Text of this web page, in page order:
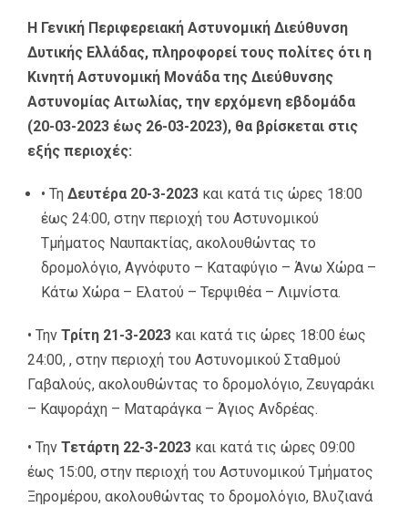
Η Γενική Περιφερειακή Αστυνομική Διεύθυνση
Δυτικής Ελλάδας, πληροφορεί τους πολίτες ότι η
Κινητή Αστυνομική Μονάδα της Διεύθυνσης
Αστυνομίας Αιτωλίας, την ερχόμενη εβδομάδα
(20-03-2023 έως 26-03-2023), θα βρίσκεται στις
εξής περιοχές:
• Τη Δευτέρα 20-3-2023 και κατά τις ώρες 18:00
έως 24:00, στην περιοχή του Αστυνομικού
Τμήματος Ναυπακτίας, ακολουθώντας το
δρομολόγιο, Αγνόφυτο – Καταφύγιο – Άνω Χώρα –
Κάτω Χώρα – Ελατού – Τερψιθέα – Λιμνίστα.
• Την Τρίτη 21-3-2023 και κατά τις ώρες 18:00 έως
24:00, , στην περιοχή του Αστυνομικού Σταθμού
Γαβαλούς, ακολουθώντας το δρομολόγιο, Ζευγαράκι
– Καψοράχη – Ματαράγκα – Άγιος Ανδρέας.
• Την Τετάρτη 22-3-2023 και κατά τις ώρες 09:00
έως 15:00, στην περιοχή του Αστυνομικού Τμήματος
Ξηρομέρου, ακολουθώντας το δρομολόγιο, Βλυζιανά